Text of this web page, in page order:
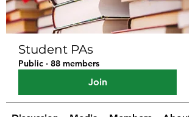
Student PAs
Public · 88 members
Join